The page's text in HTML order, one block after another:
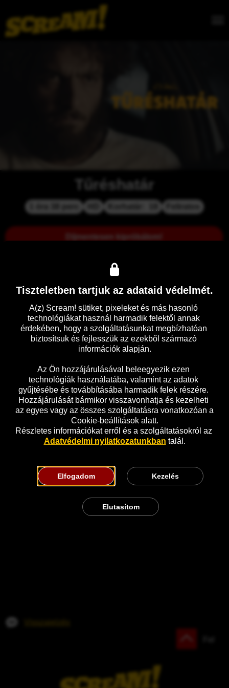
Tűréshatár
Amir magányos iráni drogdíler, akinek egyetlen társa a
kutyája. A fiatal férfi éjszakánként drogot terjeszt, miközben
Amir a teheráni külváros sötét útjait rója, két meló között
Éjszakai portyája során folyton szembesül az iszlamista
rezsim ordító ellentmondásaival, visszataszító
álszentségével.
Előzetes Részletek
Tiszteletben tartjuk az adataid védelmét.
A(z) Scream! sütiket, pixeleket és más hasonló
technológiákat használ harmadik felektől annak
érdekében, hogy a szolgáltatásunkat megbízhatóan
biztosítsuk és fejlesszük az ezekből származó
információk alapján.
Az Ön hozzájárulásával beleegyezik ezen
technológiák használatába, valamint az adatok
gyűjtésébe és továbbításába harmadik felek részére.
Hozzájárulását bármikor visszavonhatja és kezelheti
az egyes vagy az összes szolgáltatásra vonatkozóan a
Cookie-beállítások alatt.
Adatvédelmi nyilatkozatunkban talál.
Elfogadom Kezelés
Elutasítom